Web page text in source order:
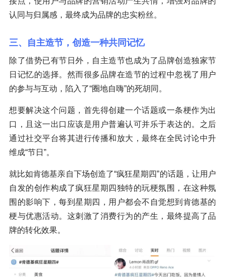
认同与归属感，最终成为品牌的忠实粉丝。
三、自主造节，创造一种共同记忆
除了借势已有节日外，自主造节也成为了品牌创造独家节
日记忆的选择。然而很多品牌在造节的过程中忽视了用户
的参与与互动，陷入了“圈地自嗨”的死胡同。
想要解决这个问题，首先得创建一个话题或一条梗作为出
口，且这一出口应该是用户普遍认可并乐于表达的。之后
通过社交平台将其进行传播和放大，最终在全民讨论中升
维成“节日”。
就比如肯德基亲自下场创造了“疯狂星期四”的话题，让用户
自发的创作构成了疯狂星期四独特的玩梗氛围，在这种氛
围的影响下，每到星期四，用户都会不自觉想到肯德基的
梗与优惠活动。这刺激了消费行为的产生，最终提高了品
牌的转化效果。